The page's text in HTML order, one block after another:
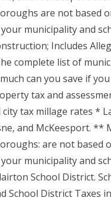
are not based
municipality and
Includes
complete list of
can you save if
tax and
tax millage rates *
and McKeesport. **
are not based
municipality and
School District.
School District Taxes